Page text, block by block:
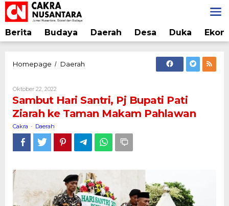
Lewati
ke
konten
Berita Budaya Daerah Desa Duka
Homepage / Daerah
Bupati
Pati
ke
Taman
Oktober 22, 2022
Cakra
Sambut Hari Santri, Pj Bupati Pati
Ziarah ke Taman Makam Pahlawan
Cakra - Daerah